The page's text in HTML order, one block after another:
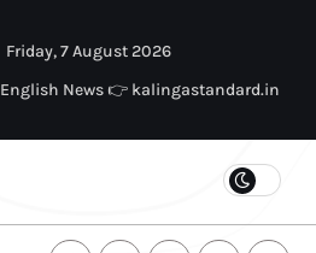
Friday, 7 August 2026
English News 👉 kalingastandard.in